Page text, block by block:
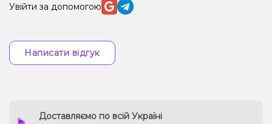
Увійти за допомогою
Написати відгук
Доставляємо по всій Україні